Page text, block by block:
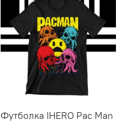
Футболка IHERO Pac Man